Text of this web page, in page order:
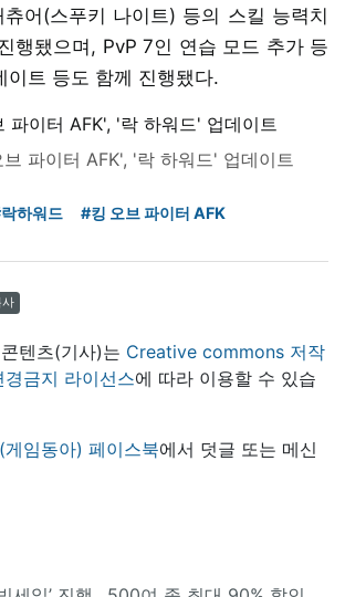
어(스푸키 나이트) 등의 스킬 능력치
행됐으며, PvP 7인 연습 모드 추가 등
이트 등도 함께 진행됐다.
파이터 AFK', '락 하워드' 업데이트
하워드 #킹 오브 파이터 AFK
사
텐츠(기사)는 Creative commons 저작
금지 라이선스에 따라 이용할 수 있습
게임동아) 페이스북에서 덧글 또는 메신